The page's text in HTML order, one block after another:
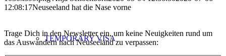
TEMPORARY VISA
12:08:17Neuseeland hat die Nase vorne
Trage Dich in den Newsletter ein, um keine Neuigkeiten rund um
das Auswandern nach Neuseeland zu verpassen: